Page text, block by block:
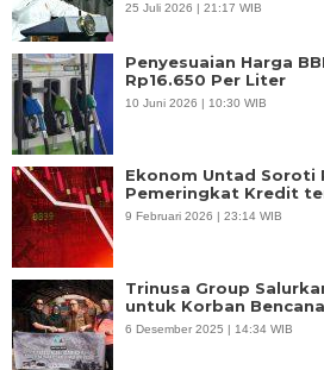
25 Juli 2026 | 21:17 WIB
Penyesuaian Harga
Rp16.650 Per Liter
10 Juni 2026 | 10:30 WIB
Ekonom Untad Soroti
Pemeringkat Kredit
9 Februari 2026 | 23:14 WIB
Trinusa Group
untuk Korban
6 Desember 2025 | 14:34 WIB